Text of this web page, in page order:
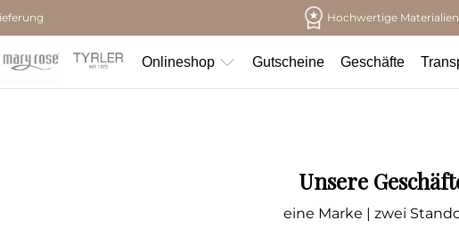
Hochwertige Materialien
Onlineshop Gutscheine Geschäfte
Unsere
eine Marke | zwei